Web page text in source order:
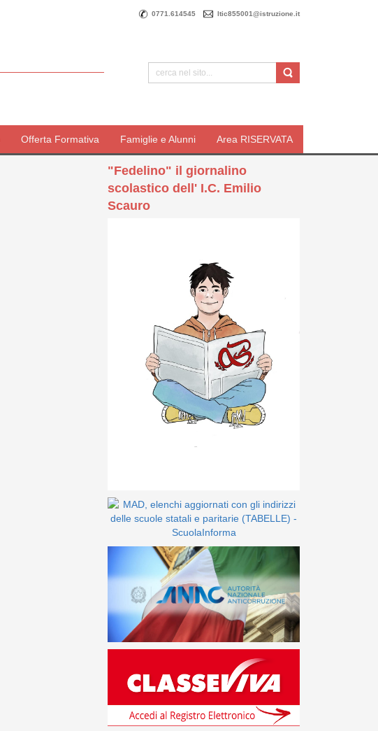
0771.614545 ltic855001@istruzione.it
Offerta Formativa Famiglie e Alunni Area RISERVATA
"Fedelino" il giornalino
scolastico dell' I.C. Emilio
Scauro